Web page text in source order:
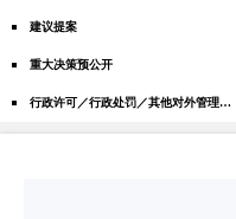
建议提案
重大决策预公开
行政许可／行政处罚／其他对外管理服务结果